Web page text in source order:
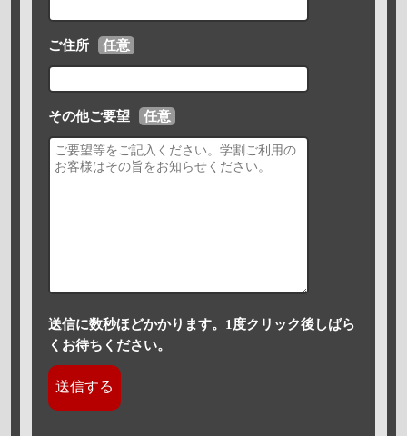
ご住所 任意
その他ご要望 任意
送信に数秒ほどかかります。1度クリック後しばら
くお待ちください。